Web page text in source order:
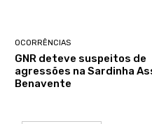
OCORRÊNCIAS
GNR deteve suspeitos de
agressões na Sardinha
Benavente